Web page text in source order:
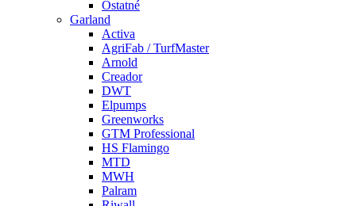
Ostatné
Garland
Activa
AgriFab / TurfMaster
Arnold
Creador
DWT
Elpumps
Greenworks
GTM Professional
HS Flamingo
MTD
MWH
Palram